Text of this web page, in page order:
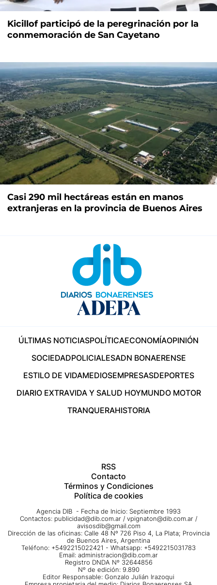
Kicillof participó de la peregrinación por la
conmemoración de San Cayetano
Casi 290 mil hectáreas están en manos
extranjeras en la provincia de Buenos Aires
ÚLTIMAS NOTICIASPOLÍTICAECONOMÍAOPINIÓN
SOCIEDADPOLICIALESADN BONAERENSE
ESTILO DE VIDAMEDIOSEMPRESASDEPORTES
DIARIO EXTRAVIDA Y SALUD HOYMUNDO MOTOR
TRANQUERAHISTORIA
RSS
Contacto
Términos y Condiciones
Política de cookies
Agencia DIB - Fecha de Inicio: Septiembre 1993
Contactos: publicidad@dib.com.ar / vpignaton@dib.com.ar /
avisosdib@gmail.com
Dirección de las oficinas: Calle 48 Nº 726 Piso 4, La Plata; Provincia
de Buenos Aires, Argentina
Teléfono: +5492215022421 - Whatsapp: +5492215031783
Email: administracion@dib.com.ar
Registro DNDA Nº 32644856
Nº de edición: 9.890
Editor Responsable: Gonzalo Julián Irazoqui